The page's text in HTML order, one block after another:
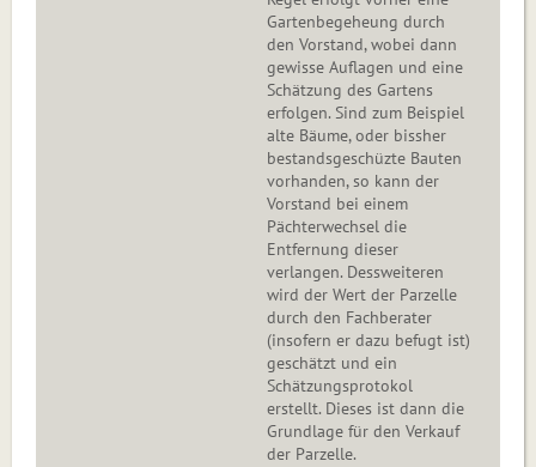
Gartenbegeheung durch
den Vorstand, wobei dann
gewisse Auflagen und eine
Schätzung des Gartens
erfolgen. Sind zum Beispiel
alte Bäume, oder bissher
bestandsgeschüzte Bauten
vorhanden, so kann der
Vorstand bei einem
Pächterwechsel die
Entfernung dieser
verlangen. Dessweiteren
wird der Wert der Parzelle
durch den Fachberater
(insofern er dazu befugt ist)
geschätzt und ein
Schätzungsprotokol
erstellt. Dieses ist dann die
Grundlage für den Verkauf
der Parzelle.